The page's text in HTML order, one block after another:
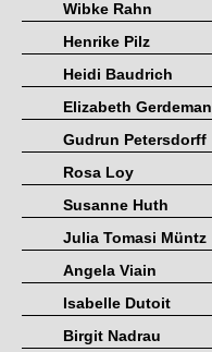
Wibke Rahn
Henrike Pilz
Heidi Baudrich
Elizabeth Gerdeman
Gudrun Petersdorff
Rosa Loy
Susanne Huth
Julia Tomasi Müntz
Angela Viain
Isabelle Dutoit
Birgit Nadrau